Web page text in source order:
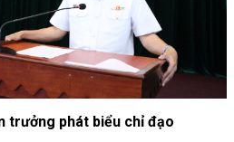
trưởng phát biểu chỉ đạo